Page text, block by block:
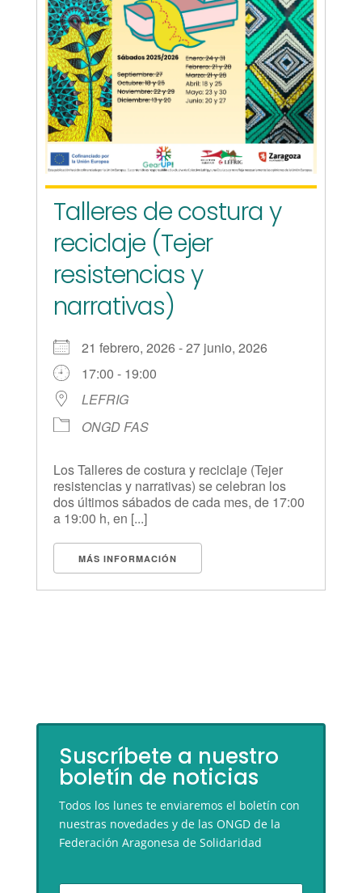
Talleres de costura y
reciclaje (Tejer
resistencias y
narrativas)
21 febrero, 2026 - 27 junio, 2026
17:00 - 19:00
LEFRIG
ONGD FAS
Los Talleres de costura y reciclaje (Tejer
resistencias y narrativas) se celebran los
dos últimos sábados de cada mes, de 17:00
a 19:00 h, en [...]
MÁS INFORMACIÓN
Suscríbete a nuestro
boletín de noticias
Todos los lunes te enviaremos el boletín con
nuestras novedades y de las ONGD de la
Federación Aragonesa de Solidaridad